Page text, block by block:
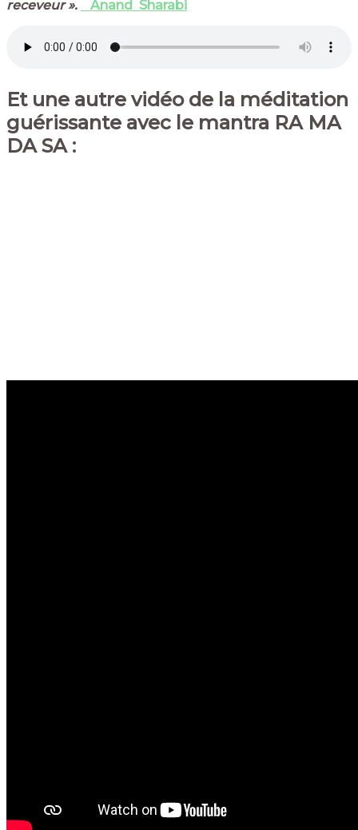
receveur ». Anand Sharabi
Et une autre vidéo de la méditation
guérissante avec le mantra RA MA
DA SA :